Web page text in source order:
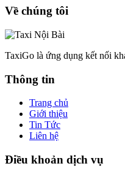
Về chúng tôi
TaxiGo là ứng dụng kết nối
Thông tin
Trang chủ
Giới thiệu
Tin Tức
Liên hệ
Điều khoản dịch vụ